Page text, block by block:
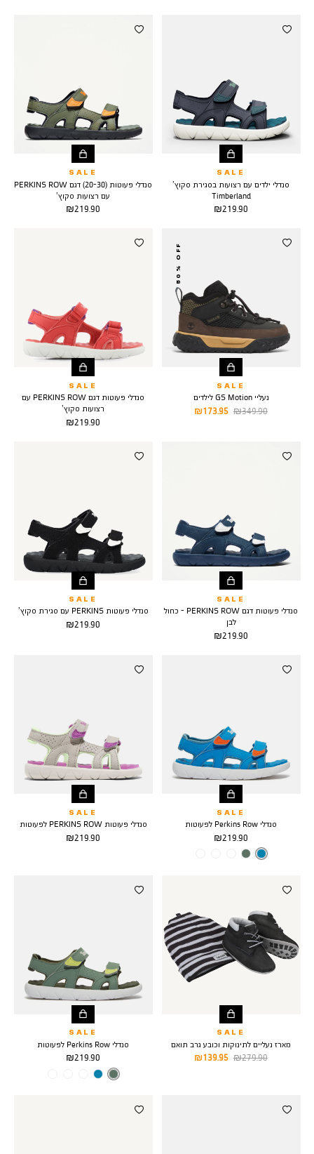
SALE
סנדלי ילדים עם רצועות בסגירת סקוץ’
Timberland
מחיר
219.90 ₪
SALE
סנדלי פעוטות (20-30) דגם PERKINS ROW
עם רצועות סקוץ’
מחיר
219.90 ₪
50% OFF
SALE
נעליי GS Motion לילדים
מחיר
173.95 ₪
מחיר
349.90 ₪
SALE
סנדלי פעוטות דגם PERKINS ROW עם
רצועות סקוץ’
מחיר
219.90 ₪
SALE
סנדלי פעוטות דגם PERKINS ROW - כחול
לבן
מחיר
219.90 ₪
SALE
סנדלי פעוטות PERKINS עם סגירת סקוץ’
מחיר
219.90 ₪
SALE
סנדלי Perkins Row לפעוטות
מחיר
מוצר
219.90 ₪
SALE
סנדלי פעוטות PERKINS ROW לפעוטות
מחיר
219.90 ₪
SALE
מארז נעליים לתינוקות וכובע גרב תואם
מחיר
139.95 ₪
מחיר
279.90 ₪
SALE
סנדלי Perkins Row לפעוטות
מחיר
מוצר
219.90 ₪